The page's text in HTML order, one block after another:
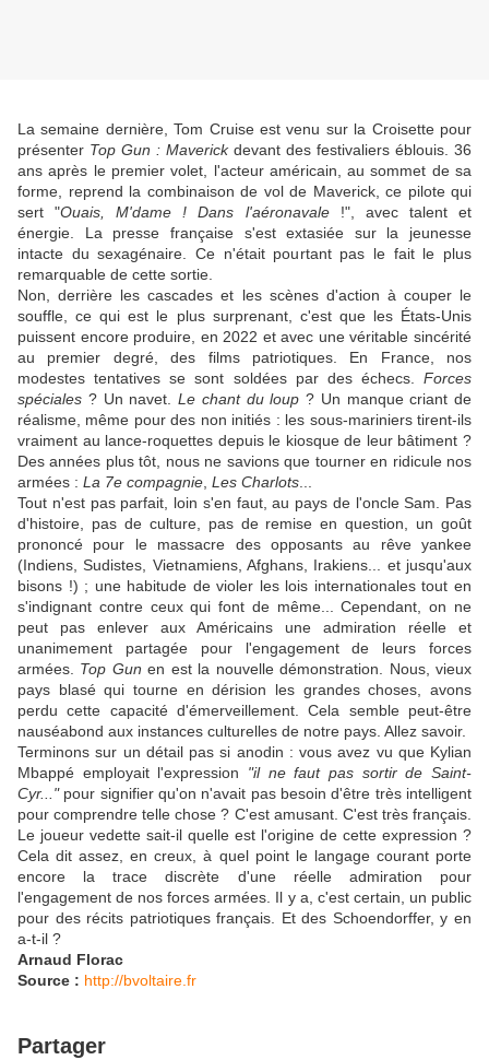
La semaine dernière, Tom Cruise est venu sur la Croisette pour
présenter Top Gun : Maverickdevant des festivaliers éblouis. 36
ans après le premier volet, l'acteur américain, au sommet de sa
forme, reprend la combinaison de vol de Maverick, ce pilote qui
sert "Ouais, M'dame ! Dans l'aéronavale!", avec talent et
énergie. La presse française s'est extasiée sur la jeunesse
intacte du sexagénaire. Ce n'était pourtant pas le fait le plus
remarquable de cette sortie.
Non, derrière les cascades et les scènes d'action à couper le
souffle, ce qui est le plus surprenant, c'est que les États-Unis
puissent encore produire, en 2022 et avec une véritable sincérité
au premier degré, des films patriotiques. En France, nos
modestes tentatives se sont soldées par des échecs. Forces
spéciales ? Un navet. Le chant du loup ? Un manque criant de
réalisme, même pour des non initiés : les sous-mariniers tirent-ils
vraiment au lance-roquettes depuis le kiosque de leur bâtiment ?
Des années plus tôt, nous ne savions que tourner en ridicule nos
armées : La 7e compagnie Les Charlots
Tout n'est pas parfait, loin s'en faut, au pays de l'oncle Sam. Pas
d'histoire, pas de culture, pas de remise en question, un goût
prononcé pour le massacre des opposants au rêve yankee
(Indiens, Sudistes, Vietnamiens, Afghans, Irakiens... et jusqu'aux
bisons !) ; une habitude de violer les lois internationales tout en
s'indignant contre ceux qui font de même... Cependant, on ne
peut pas enlever aux Américains une admiration réelle et
unanimement partagée pour l'engagement de leurs forces
armées. Top Gun en est la nouvelle démonstration. Nous, vieux
pays blasé qui tourne en dérision les grandes choses, avons
perdu cette capacité d'émerveillement. Cela semble peut-être
nauséabond aux instances culturelles de notre pays. Allez savoir.
Terminons sur un détail pas si anodin : vous avez vu que Kylian
Mbappé employait l'expression "il ne faut pas sortir de Saint-
Cyr..."pour signifier qu'on n'avait pas besoin d'être très intelligent
pour comprendre telle chose ? C'est amusant. C'est très français.
Le joueur vedette sait-il quelle est l'origine de cette expression ?
Cela dit assez, en creux, à quel point le langage courant porte
encore la trace discrète d'une réelle admiration pour
l'engagement de nos forces armées. Il y a, c'est certain, un public
pour des récits patriotiques français. Et des Schoendorffer, y en
a-t-il ?
Arnaud Florac
Source : http://bvoltaire.fr
Partager